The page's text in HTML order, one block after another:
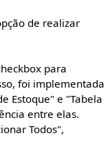
de realizar
para
foi implementada
Estoque" e "Tabela
entre elas.
Todos",